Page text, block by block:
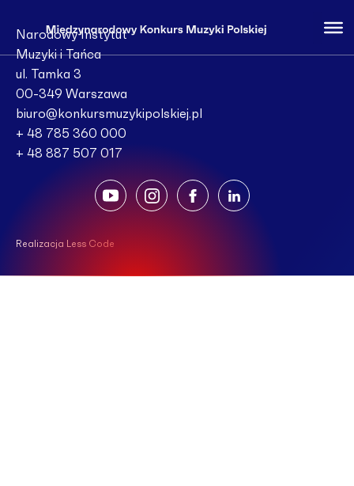
Narodowy Instytut
Muzyki i Tańca
ul. Tamka 3
00-349 Warszawa
biuro@konkursmuzykipolskiej.pl
+ 48 785 360 000
+ 48 887 507 017
Realizacja Less Code